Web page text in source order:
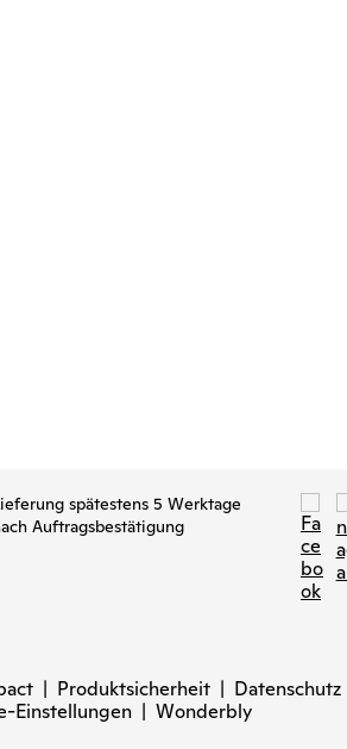
spätestens 5 Werktage
Auftragsbestätigung
| Produktsicherheit | Datenschutz
Einstellungen | Wonderbly